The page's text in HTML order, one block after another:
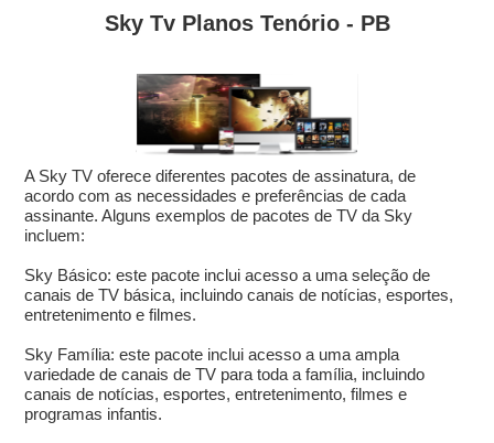
Sky Tv Planos Tenório - PB
A Sky TV oferece diferentes pacotes de assinatura, de
acordo com as necessidades e preferências de cada
assinante. Alguns exemplos de pacotes de TV da Sky
incluem:
Sky Básico: este pacote inclui acesso a uma seleção de
canais de TV básica, incluindo canais de notícias, esportes,
entretenimento e filmes.
Sky Família: este pacote inclui acesso a uma ampla
variedade de canais de TV para toda a família, incluindo
canais de notícias, esportes, entretenimento, filmes e
programas infantis.